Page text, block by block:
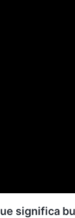
significa